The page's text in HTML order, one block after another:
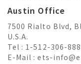
Austin Office
7500 Rialto Blvd,
U.S.A.
Tel : 1-512-306-
E-Mail :ets-